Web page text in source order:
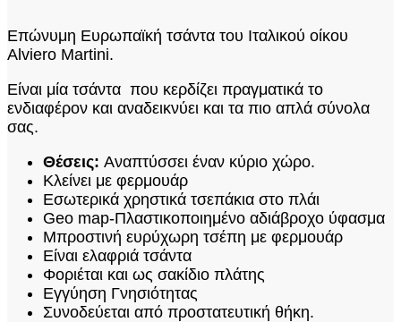
Επώνυμη Ευρωπαϊκή τσάντα του Ιταλικού οίκου
Alviero Martini.
Είναι μία τσάντα που κερδίζει πραγματικά το
ενδιαφέρον και αναδεικνύει και τα πιο απλά σύνολα
σας.
Θέσεις: Αναπτύσσει έναν κύριο χώρο.
Κλείνει με φερμουάρ
Εσωτερικά χρηστικά τσεπάκια στο πλάι
Geo map-Πλαστικοποιημένο αδιάβροχο ύφασμα
Μπροστινή ευρύχωρη τσέπη με φερμουάρ
Είναι ελαφριά τσάντα
Φοριέται και ως σακίδιο πλάτης
Εγγύηση Γνησιότητας
Συνοδεύεται από προστατευτική θήκη.